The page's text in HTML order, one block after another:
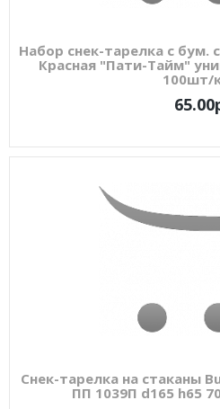
Набор снек-тарелка с бум.
Красная "Пати-Тайм"
100шт/
Снек-тарелка на стаканы
ПП 1039П d165 h65